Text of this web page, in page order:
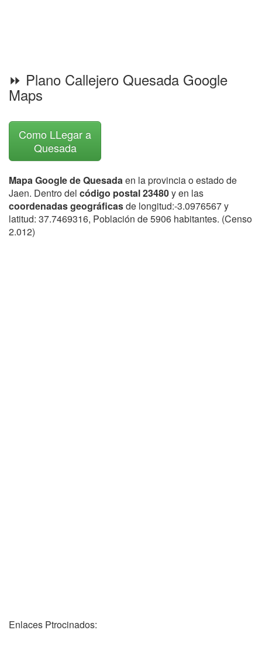
⏩ Plano Callejero Quesada Google
Maps
Como LLegar a
Quesada
Mapa Google de Quesadaen la provincia o estado de
Jaen. Dentro del código postal 23480y en las
coordenadas geográficasde longitud:-3.0976567 y
latitud: 37.7469316, Población de 5906 habitantes. (Censo
2.012)
Enlaces Ptrocinados: